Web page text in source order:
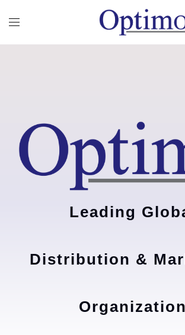
Leading
Distribution &
Organization